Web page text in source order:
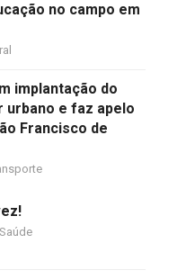
no campo em
implantação do
e faz apelo
Francisco de
Saúde